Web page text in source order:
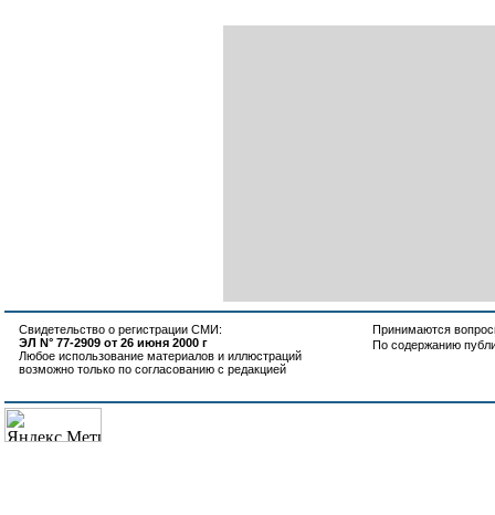
Свидетельство о регистрации СМИ:
ЭЛ N° 77-2909 от 26 июня 2000 г
Любое использование материалов и иллюстраций
возможно только по согласованию с редакцией
Принимаются
По содержанию